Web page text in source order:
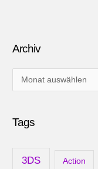
Archiv
r
Tags
3DS Action